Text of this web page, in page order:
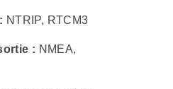
NTRIP, RTCM3
: NMEA,